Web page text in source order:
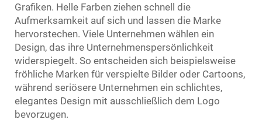
Grafiken. Helle Farben ziehen schnell die
Aufmerksamkeit auf sich und lassen die Marke
hervorstechen. Viele Unternehmen wählen ein
Design, das ihre Unternehmenspersönlichkeit
widerspiegelt. So entscheiden sich beispielsweise
fröhliche Marken für verspielte Bilder oder Cartoons,
während seriösere Unternehmen ein schlichtes,
elegantes Design mit ausschließlich dem Logo
bevorzugen.